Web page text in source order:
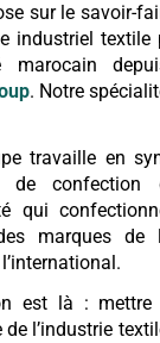
sur le savoir-
industriel textile
marocain
. Notre
travaille en
de confection
qui
marques de
est là :
de l’industrie